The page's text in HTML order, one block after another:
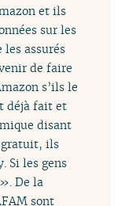
et ils
sur les
les assurés
de faire
s’ils le
déjà fait et
disant
gratuit, ils
Si les gens
De la
sont